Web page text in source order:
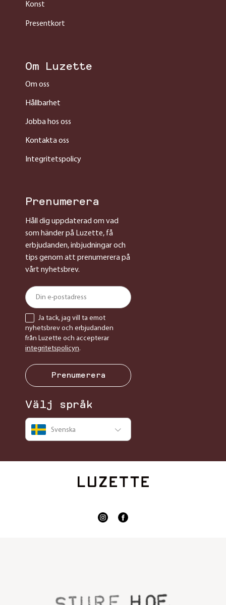
Konst
Presentkort
Om Luzette
Om oss
Hållbarhet
Jobba hos oss
Kontakta oss
Integritetspolicy
Prenumerera
Håll dig uppdaterad om vad
som händer på Luzette, få
erbjudanden, inbjudningar och
tips genom att prenumerera på
vårt nyhetsbrev.
Ja tack, jag vill ta emot
nyhetsbrev och erbjudanden
från Luzette och accepterar
integritetspolicyn.
Prenumerera
Välj språk
Svenska